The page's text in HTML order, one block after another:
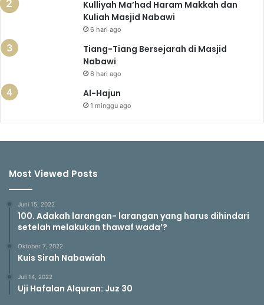
Kulliyah Ma’had Haram Makkah dan
Kuliah Masjid Nabawi
6 hari ago
Tiang-Tiang Bersejarah di Masjid
Nabawi
6 hari ago
Al-Hajun
1 minggu ago
Most Viewed Posts
Juni 15, 2022
100. Adakah larangan- larangan yang harus dihindari
setelah melakukan thawaf wada’?
Oktober 7, 2022
Kuis Sirah Nabawiah
Juli 14, 2022
Uji Hafalan Alquran: Juz 30